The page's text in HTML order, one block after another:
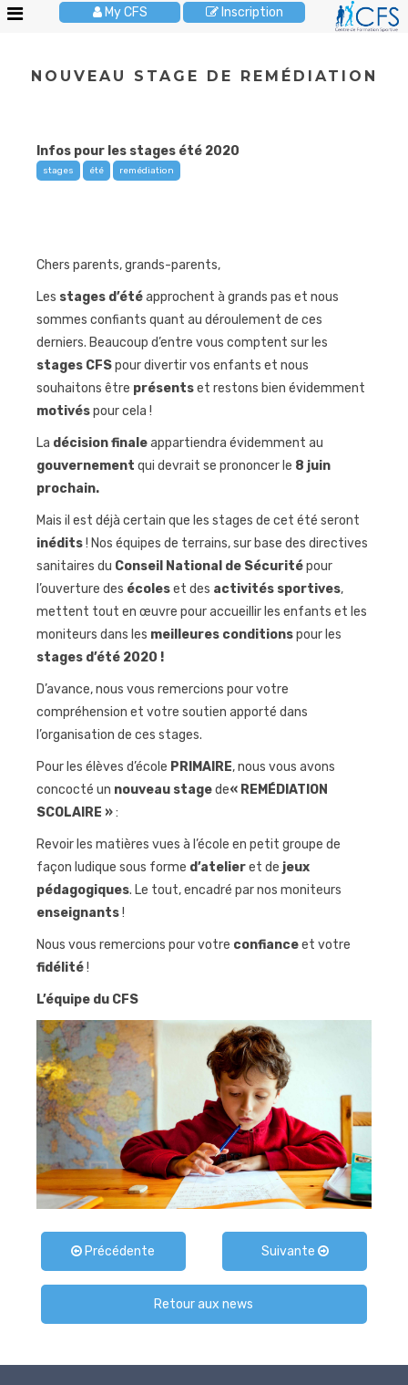
My CFS Inscription
CFS
Activités
Anniversaires
Pour
les
écoles
Brochures
JOBS
Journées
Contact
NOUVEAU STAGE DE REMÉDIATION
Infos pour les stages été 2020
stages été remédiation
Chers parents, grands-parents,
Les stages d’étéapprochent à grands pas et nous
sommes confiants quant au déroulement de ces
derniers. Beaucoup d’entre vous comptent sur les
stages CFSpour divertir vos enfants et nous
souhaitons être présentset restons bien évidemment
motivéspour cela !
La décision finaleappartiendra évidemment au
gouvernement qui devrait se prononcer le 8 juin
prochain.
Mais il est déjà certain que les stages de cet été seront
inédits! Nos équipes de terrains, sur base des directives
sanitaires du Conseil National de Sécuritépour
l’ouverture des écoleset des activités sportives,
mettent tout en œuvre pour accueillir les enfants et les
moniteurs dans les meilleures conditionspour les
stages d’été 2020 !
D’avance, nous vous remercions pour votre
compréhension et votre soutien apporté dans
l’organisation de ces stages.
Pour les élèves d’école PRIMAIRE, nous vous avons
concocté un nouveau stagede« REMÉDIATION
SCOLAIRE »:
Revoir les matières vues à l’école en petit groupe de
façon ludique sous forme d’atelieret de jeux
pédagogiques. Le tout, encadré par nos moniteurs
enseignants!
Nous vous remercions pour votre confianceet votre
fidélité!
L’équipe du CFS
Précédente Suivante
Retour aux news